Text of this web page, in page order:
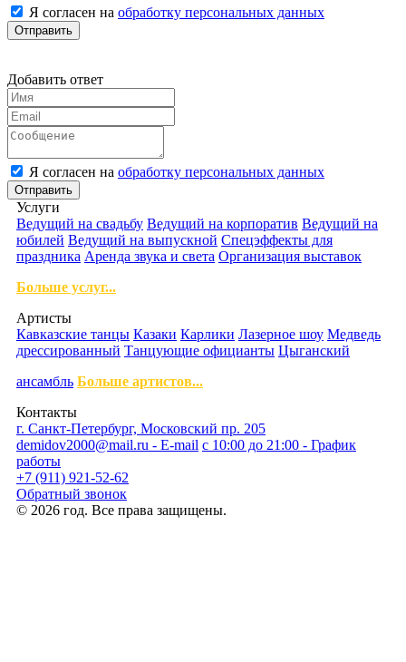
Я согласен на обработку персональных данных
Отправить
Добавить ответ
Я согласен на обработку персональных данных
Отправить
Услуги
Ведущий на свадьбу Ведущий на корпоратив Ведущий на
юбилей Ведущий на выпускной Спецэффекты для
праздника Аренда звука и света Организация выставок
Больше услуг...
Артисты
Кавказские танцы Казаки Карлики Лазерное шоу Медведь
дрессированный Танцующие официанты Цыганский
ансамбль Больше артистов...
Контакты
г. Санкт-Петербург, Московский пр. 205
demidov2000@mail.ru - E-mail с 10:00 до 21:00 - График
работы
+7 (911) 921-52-62
Обратный звонок
© 2026 год. Все права защищены.